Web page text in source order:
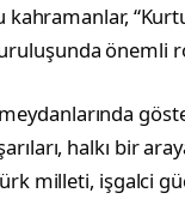
kahramanlar,
önemli
halkı bir
milleti, işgalci